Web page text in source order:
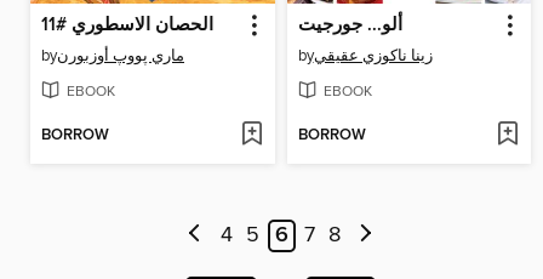
الحصان الاسطوري #11
byماري پووپ أوزبورن
EBOOK
BORROW
ألو... جورجيت
byزينا ناكوزي عقيقي
EBOOK
BORROW
4 5 6 7 8